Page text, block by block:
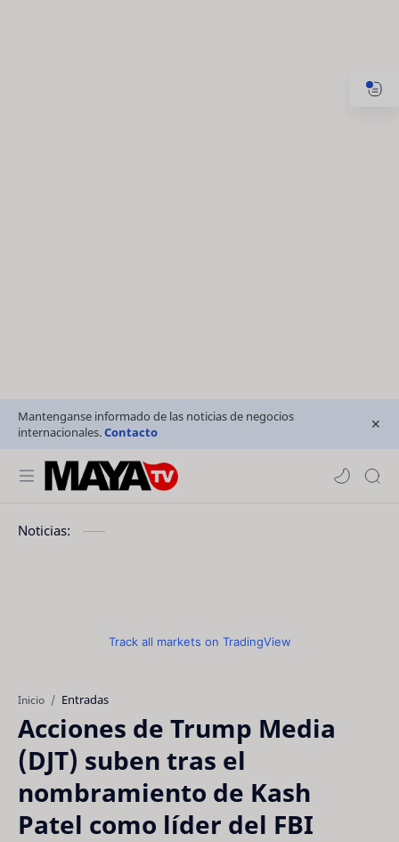
Mantenganse informado de las noticias de negocios
internacionales.Contacto
Noticias:
Track all markets on TradingView
Inicio Entradas
Acciones de Trump Media
(DJT) suben tras el
nombramiento de Kash
Patel como líder del FBI